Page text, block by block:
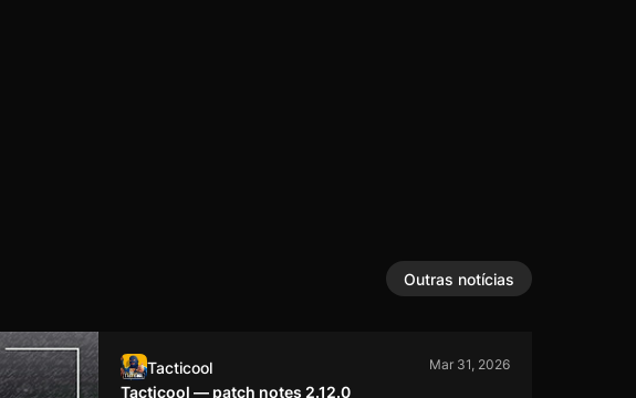
Outras notícias
Tacticool Mar 31, 2026
Tacticool — patch notes 2.12.0